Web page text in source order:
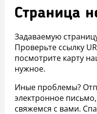
Страница
Задаваемую
Проверьте ссылку
посмотрите карту
нужное.
Иные проблемы?
электронное
свяжемся с вами.